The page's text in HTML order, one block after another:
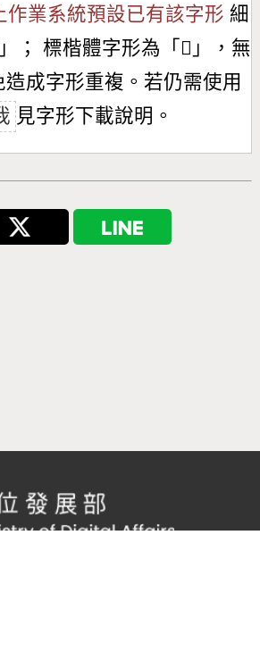
作業系統預設已有該字形 細
」； 標楷體字形為「 𫏡 」，無
成字形重複。若仍需使用
見字形下載說明。